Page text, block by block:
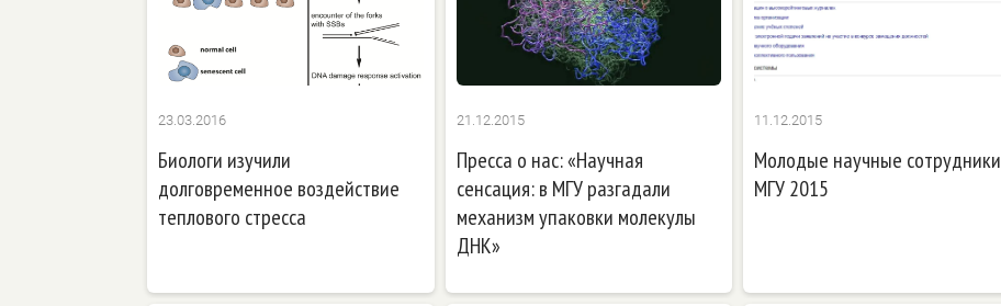
23.03.2016
Биологи изучили
долговременное воздействие
теплового стресса
21.12.2015
Пресса о нас: «Научная
сенсация: в МГУ разгадали
механизм упаковки молекулы
ДНК»
11.12.2015
Молодые научные сотрудники
МГУ 2015